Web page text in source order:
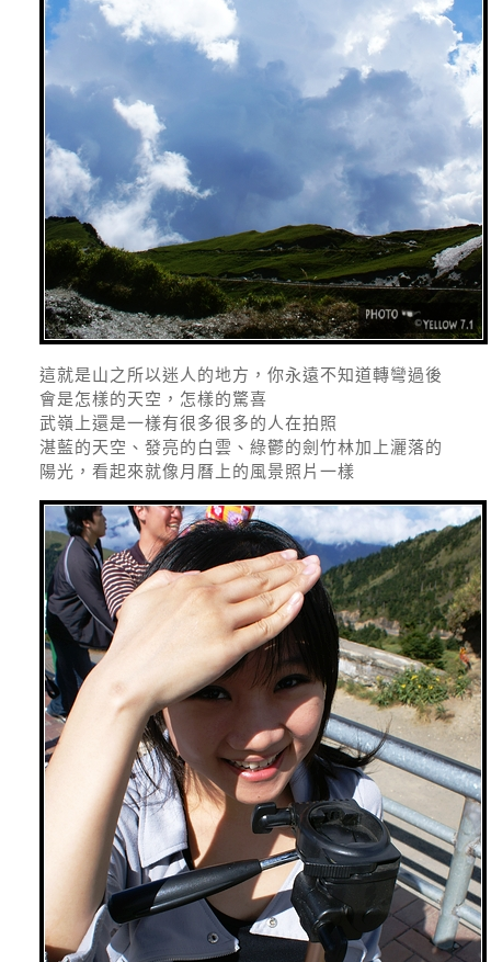
這就是山之所以迷人的地方，你永遠不知道轉彎過後
會是怎樣的天空，怎樣的驚喜
武嶺上還是一樣有很多很多的人在拍照
湛藍的天空、發亮的白雲、綠鬱的劍竹林加上灑落的
陽光，看起來就像月曆上的風景照片一樣